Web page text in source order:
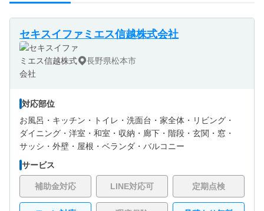
セキスイファミエス信越株式会社
長野県松本市
対応部位
お風呂・ キッチン・ トイレ・ 洗面台・ 家全体・ リビング・
ダイニング・ 洋室・ 和室・ 収納・ 廊下・ 階段・ 玄関・ 窓・
サッシ・ 外壁・ 屋根・ ベランダ・バルコニー
サービス
補助金対応 LINE対応可 定期点検